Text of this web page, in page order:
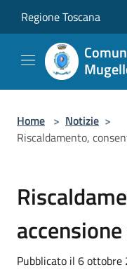
Regione Toscana
Home > Notizie >
Riscaldamento,
Pubblicato il 6 ottobre